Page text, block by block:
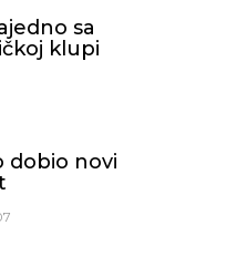
sa
klupi
dobio novi